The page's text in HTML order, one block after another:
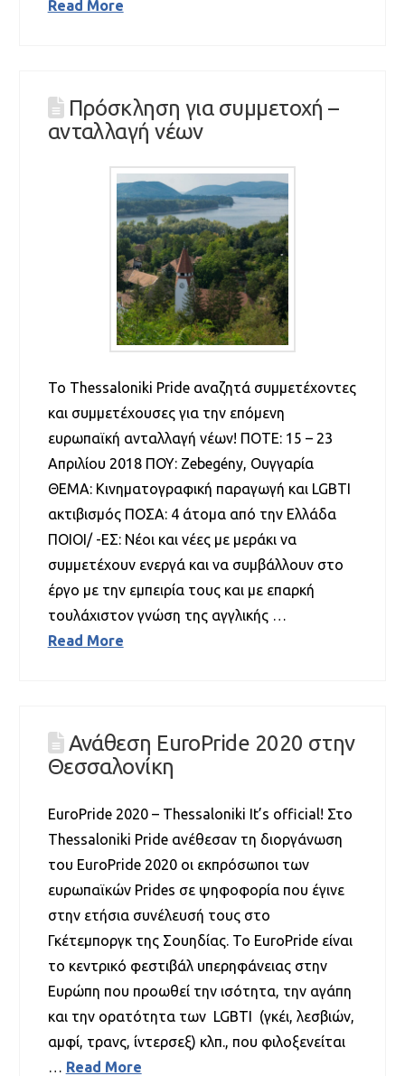
Read More
Πρόσκληση για συμμετοχή –
ανταλλαγή νέων
Το Thessaloniki Pride αναζητά συμμετέχοντες
και συμμετέχουσες για την επόμενη
ευρωπαϊκή ανταλλαγή νέων! ΠΟΤΕ: 15 – 23
Απριλίου 2018 ΠΟΥ: Zebegény, Ουγγαρία
ΘΕΜΑ: Κινηματογραφική παραγωγή και LGBTI
ακτιβισμός ΠΟΣΑ: 4 άτομα από την Ελλάδα
ΠΟΙΟΙ/ -ΕΣ: Νέοι και νέες με μεράκι να
συμμετέχουν ενεργά και να συμβάλλουν στο
έργο με την εμπειρία τους και με επαρκή
τουλάχιστον γνώση της αγγλικής …
Read More
Ανάθεση ΕuroPride 2020 στην
Θεσσαλονίκη
EuroPride 2020 – Thessaloniki It’s official! Στο
Thessaloniki Pride ανέθεσαν τη διοργάνωση
του EuroPride 2020 οι εκπρόσωποι των
ευρωπαϊκών Prides σε ψηφοφορία που έγινε
στην ετήσια συνέλευσή τους στο
Γκέτεμποργκ της Σουηδίας. Το EuroPride είναι
το κεντρικό φεστιβάλ υπερηφάνειας στην
Ευρώπη που προωθεί την ισότητα, την αγάπη
και την ορατότητα των LGBTI (γκέι, λεσβιών,
αμφί, τρανς, ίντερσεξ) κλπ., που φιλοξενείται
… Read More